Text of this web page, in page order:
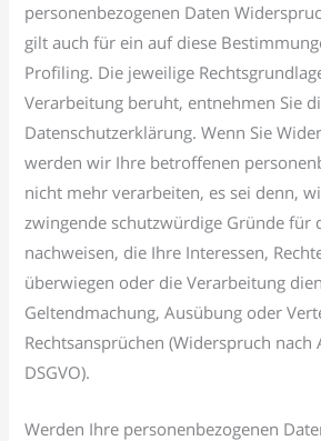
personenbezogenen Daten
gilt auch für ein auf diese
Profiling. Die jeweilige
Verarbeitung beruht, entnehmen Sie
Datenschutzerklärung. Wenn Sie
werden wir Ihre betroffenen
nicht mehr verarbeiten, es sei denn,
zwingende schutzwürdige Gründe für
nachweisen, die Ihre Interessen,
überwiegen oder die Verarbeitung
Geltendmachung, Ausübung oder
Rechtsansprüchen (Widerspruch nach
DSGVO).
Werden Ihre personenbezogenen